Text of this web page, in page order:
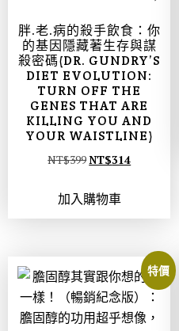
胖.老.病的殺手飲食：你
的基因隱藏著生存與謀
殺密碼(DR. GUNDRY’S
DIET EVOLUTION:
TURN OFF THE
GENES THAT ARE
KILLING YOU AND
YOUR WAISTLINE)
NT$399NT$314
加入購物車
特價